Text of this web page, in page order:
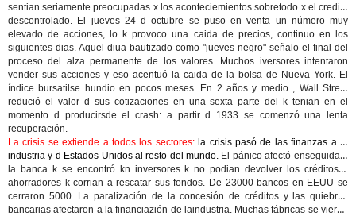
sentianseriamente preocupadas x los aconteciemientos sobretodo x el credito
descontrolado. El jueves 24 d octubre se puso en venta un número muy
elevado de acciones, lo k provoco una caida de precios, continuo en los
siguientes dias. Aquel diua bautizado como "jueves negro" señalo el final del
proceso del alza permanente de los valores. Muchos iversores intentaron
vender sus acciones y eso acentuó la caida de la bolsa de Nueva York. El
índice bursatilse hundioen pocos meses. En 2 años y medio , Wall Street
redució el valor d sus cotizaciones en una sexta parte del k tenian en el
momento d producirsde el crash: a partir d 1933 se comenzó una lenta
recuperación.
La crisis se extiende a todos los sectores: la crisis pasó de las finanzas a la
industria y d Estados Unidos al resto del mundo. El pánico afectó enseguida a
la bancak se encontró kn inversores k no podian devolver los créditos y
ahorradores k corrian a rescatar sus fondos. De 23000 bancos en EEUU se
cerraron 5000. La paralización de la concesión de créditos y las quiebras
bancarias afectaron a la financiazión de laindustria. Muchas fábricas se vieron